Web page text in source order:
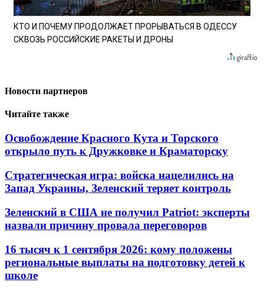
КТО И ПОЧЕМУ ПРОДОЛЖАЕТ ПРОРЫВАТЬСЯ В ОДЕССУ
СКВОЗЬ РОССИЙСКИЕ РАКЕТЫ И ДРОНЫ
Новости партнеров
Читайте также
Освобождение Красного Кута и Торского
открыло путь к Дружковке и Краматорску
Стратегическая игра: войска нацелились на
Запад Украины, Зеленский теряет контроль
Зеленский в США не получил Patriot: эксперты
назвали причину провала переговоров
16 тысяч к 1 сентября 2026: кому положены
региональные выплаты на подготовку детей к
школе